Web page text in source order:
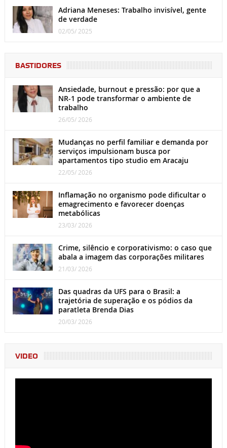
Adriana Meneses: Trabalho invisível, gente
de verdade
02/05/ 2025
BASTIDORES
Ansiedade, burnout e pressão: por que a
NR-1 pode transformar o ambiente de
trabalho
26/05/ 2026
Mudanças no perfil familiar e demanda por
serviços impulsionam busca por
apartamentos tipo studio em Aracaju
22/05/ 2026
Inflamação no organismo pode dificultar o
emagrecimento e favorecer doenças
metabólicas
23/03/ 2026
Crime, silêncio e corporativismo: o caso que
abala a imagem das corporações militares
21/03/ 2026
Das quadras da UFS para o Brasil: a
trajetória de superação e os pódios da
paratleta Brenda Dias
20/03/ 2026
VIDEO